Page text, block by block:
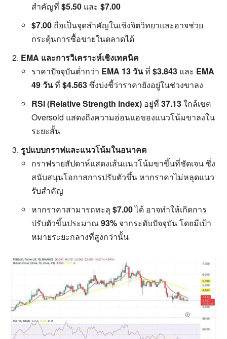
สำคัญที่ $5.50 และ $7.00
$7.00 ถือเป็นจุดสำคัญในเชิงจิตวิทยาและอาจช่วย
กระตุ้นการซื้อขายในตลาดได้
EMA และการวิเคราะห์เชิงเทคนิค
ราคาปัจจุบันต่ำกว่า EMA 13 วันที่ $3.843 และ EMA
49 วันที่ $4.563ซึ่งบ่งชี้ว่าราคายังอยู่ในช่วงขาลง
RSI (Relative Strength Index) อยู่ที่ 37.13ใกล้เขต
Oversold แสดงถึงความอ่อนแอของแนวโน้มขาลงใน
ระยะสั้น
รูปแบบกราฟและแนวโน้มในอนาคต
กราฟรายสัปดาห์แสดงเส้นแนวโน้มขาขึ้นที่ชัดเจน ซึ่ง
สนับสนุนโอกาสการปรับตัวขึ้น หากราคาไม่หลุดแนว
รับสำคัญ
หากราคาสามารถทะลุ $7.00ได้ อาจทำให้เกิดการ
ปรับตัวขึ้นประมาณ93% จากระดับปัจจุบัน โดยมีเป้า
หมายระยะกลางที่สูงกว่านั้น